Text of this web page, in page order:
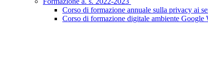
Corso di formazione annuale sulla privacy ai
Corso di formazione digitale ambiente Google